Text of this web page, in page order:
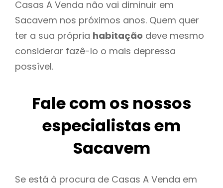
Casas A Venda não vai diminuir em
Sacavem nos próximos anos. Quem quer
ter a sua própria habitação deve mesmo
considerar fazê-lo o mais depressa
possível.
Fale com os nossos
especialistas em
Sacavem
Se está à procura de Casas A Venda em